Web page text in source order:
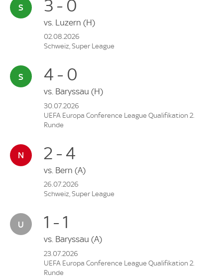
3 - 0
vs. Luzern (H)
02.08.2026
Schweiz, Super League
4 - 0
vs. Baryssau (H)
30.07.2026
UEFA Europa Conference League Qualifikation 2.
Runde
2 - 4
vs. Bern (A)
26.07.2026
Schweiz, Super League
1 - 1
vs. Baryssau (A)
23.07.2026
UEFA Europa Conference League Qualifikation 2.
Runde